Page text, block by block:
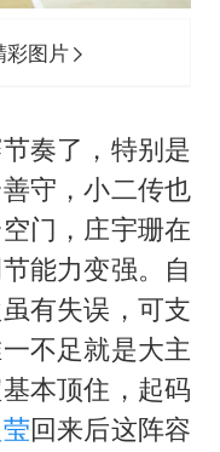
彩图片
奏了，特别是
守，小二传也
门，庄宇珊在
能力变强。自
有失误，可支
不足就是大主
本顶住，起码
回来后这阵容